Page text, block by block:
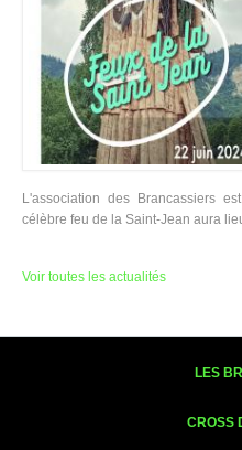
L'association des Brancassiers
célèbre feu de la Saint-Jean aura
Voir toutes les actualités
LES
CROSS